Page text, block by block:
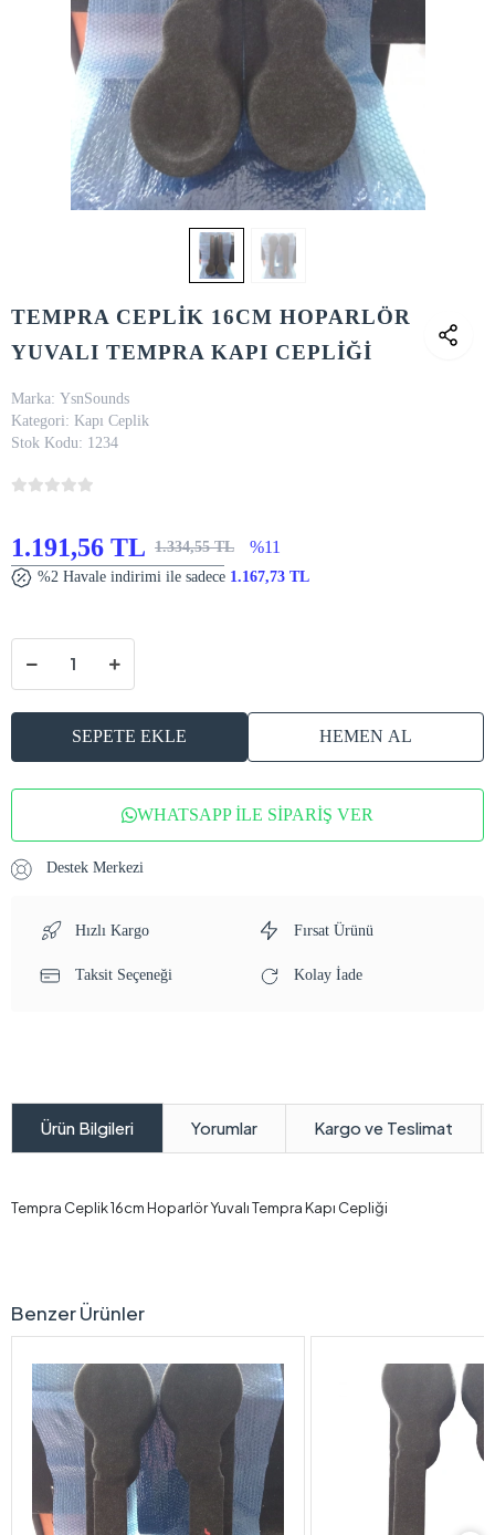
TEMPRA CEPLİK 16CM HOPARLÖR
YUVALI TEMPRA KAPI CEPLİĞİ
Marka: YsnSounds
Kategori: Kapı Ceplik
Stok Kodu: 1234
1.191,56 TL 1.334,55 TL %11
%2 Havale indirimi ile sadece 1.167,73 TL
SEPETE EKLE HEMEN AL
WHATSAPP İLE SİPARİŞ VER
Destek Merkezi
Hızlı Kargo Fırsat Ürünü
Taksit Seçeneği Kolay İade
Ürün Bilgileri Yorumlar Kargo ve Teslimat
Tempra Ceplik 16cm Hoparlör Yuvalı Tempra Kapı Cepliği
Benzer Ürünler